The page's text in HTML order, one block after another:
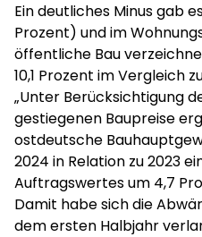
Ein deutliches Minus gab
Prozent) und im
öffentliche Bau
10,1 Prozent im Vergleich
„Unter Berücksichtigung
gestiegenen Baupreise
ostdeutsche
2024 in Relation zu 2023
Auftragswertes um 4,7
Damit habe sich die
dem ersten Halbjahr